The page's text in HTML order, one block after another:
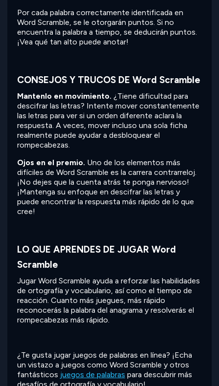
Por cada palabra correctamente identificada en
Word Scramble, se le otorgarán puntos. Si no
encuentra la palabra a tiempo, se deducirán puntos.
¡Vea qué tan alto puede anotar!
CONSEJOS Y TRUCOS DE Word Scramble
Mantenlo en movimiento. ¿Tiene dificultad para
descifrar las letras? Intente mover constantemente
las letras para ver si un orden diferente aclara la
respuesta. A veces, mover incluso una sola ficha
realmente puede ayudar a desbloquear el
rompecabezas.
Ojos en el premio. Uno de los elementos más
difíciles de Word Scramble es la carrera contrarreloj.
¡No dejes que la cuenta atrás te ponga nervioso!
¡Mantenga su enfoque en descifrar las letras y
puede encontrar la respuesta más rápido de lo que
cree!
LO QUE APRENDES DE JUGAR Word
Scramble
Jugar Word Scramble ayuda a reforzar las habilidades
de ortografía y vocabulario, así como el tiempo de
reacción. Cuanto más juegues, más rápido
reconocerás la palabra del anagrama y resolverás el
rompecabezas más rápido.
¿Te gusta jugar juegos de palabras en línea? ¡Echa
un vistazo a juegos como Word Scramble y otros
fantásticos juegos de palabras para descubrir más
desafíos de ortografía y vocabulario!